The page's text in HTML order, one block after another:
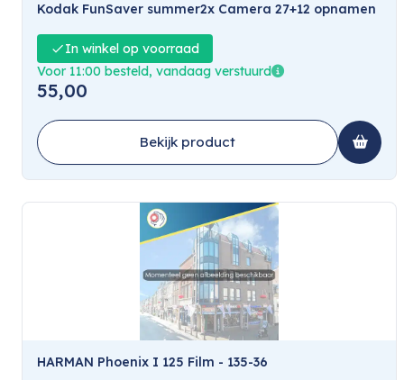
Kodak FunSaver summer2x Camera 27+12 opnamen
In winkel op voorraad
Voor 11:00 besteld, vandaag verstuurd
55,00
Bekijk product
HARMAN Phoenix I 125 Film - 135-36